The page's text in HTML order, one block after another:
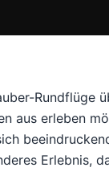
Rundflüge
aus erleben
Erlebnis,